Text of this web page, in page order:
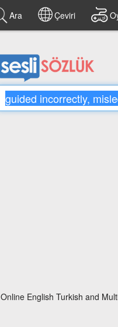
Ara Çeviri
Online English Turkish and